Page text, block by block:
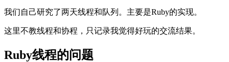
我们自己研究了两天线程和队列。主要是Ruby的实现。
这里不教线程和协程，只记录我觉得好玩的交流结果。
Ruby线程的问题